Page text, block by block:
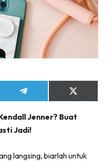
Share
on
Share
on
(Twitter)
Jenner? Buat
Jadi!
langsing, biarlah untuk